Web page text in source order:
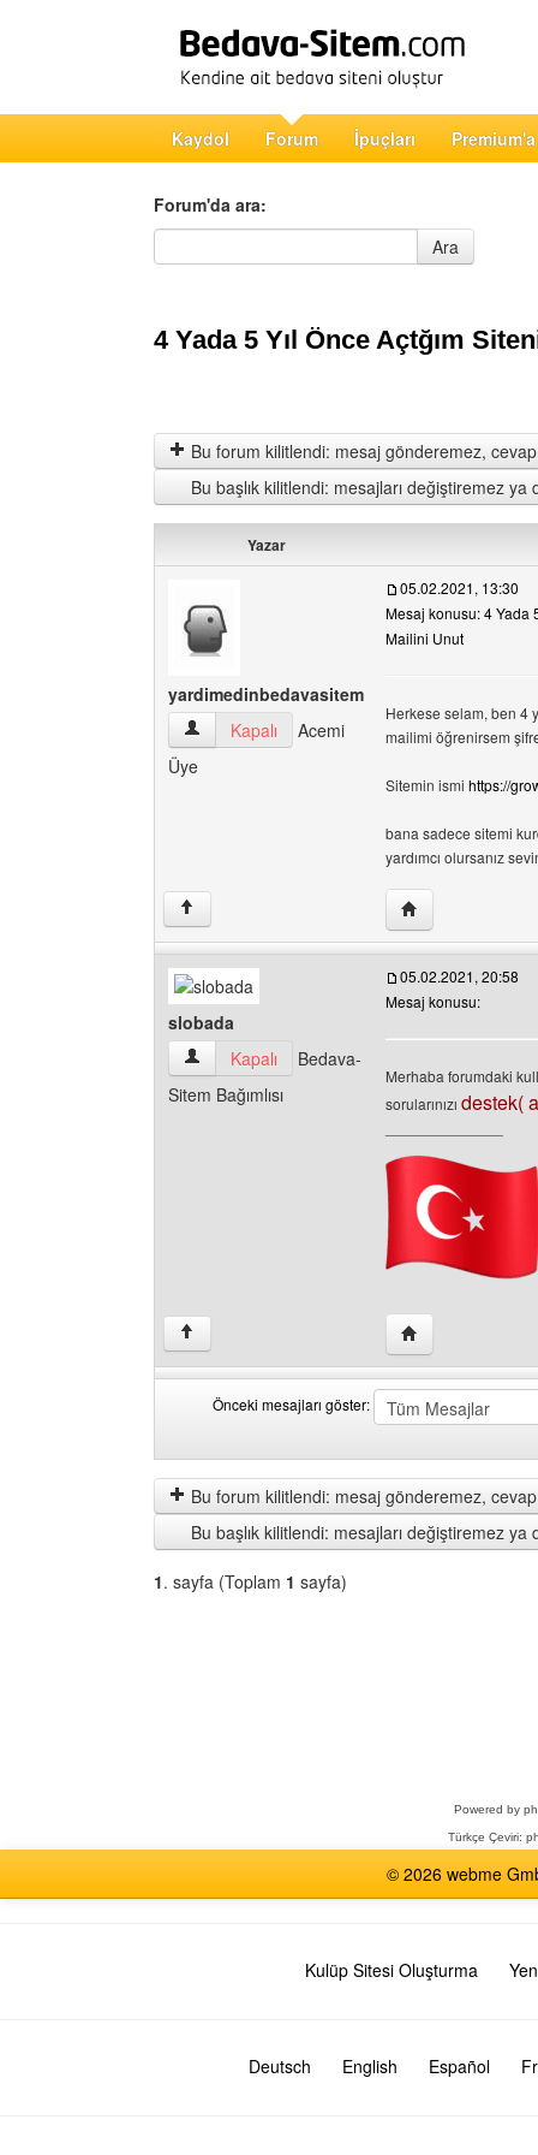
Kaydol Forum İpuçları
Forum'da ara:
Forum'da ara
Ara
4 Yada 5 Yıl Önce Açtğım
Bu forum kilitlendi: mesaj gönderemez,
Bu başlık kilitlendi: mesajları değiştiremez ya
Yazar
yardimedinbedavasitem
yardimedinbedavasitem Kullanıcının profilini
Kapalı
Acemi
Üye
05.02.2021, 13:30
Mesaj konusu: 4 Yada
Mailini Unut
Herkese selam, ben 4
mailimi öğrenirsem
Sitemin ismi https://
bana sadece sitemi
yardımcı olursanız
↑ Yazarın web
slobada
slobada Kullanıcının profilini görüntüle
Kapalı
Bedava-
Sitem Bağımlısı
05.02.2021, 20:58
Mesaj konusu:
Merhaba forumdaki
sorularınızı destek(
↑ Yazarın web
Önceki mesajları göster:
mesajları
göster
by
Bu forum kilitlendi: mesaj gönderemez,
Bu başlık kilitlendi: mesajları değiştiremez ya
1. sayfa (Toplam 1 sayfa)
Powered by
Türkçe Çeviri:
© 2026 webme
Kulüp Sitesi Oluşturma
Deutsch English Español